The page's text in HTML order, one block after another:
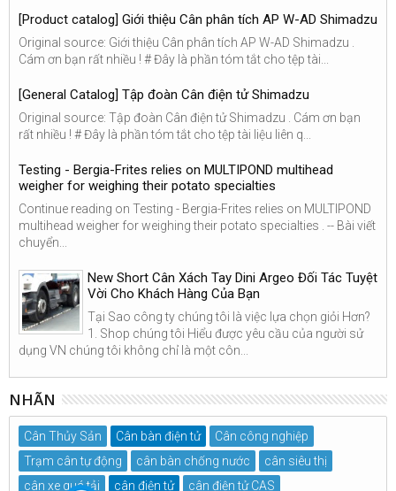
[Product catalog] Giới thiệu Cân phân tích AP W-AD Shimadzu
Original source: Giới thiệu Cân phân tích AP W-AD Shimadzu .
Cám ơn bạn rất nhiều ! # Đây là phần tóm tắt cho tệp tài...
[General Catalog] Tập đoàn Cân điện tử Shimadzu
Original source: Tập đoàn Cân điện tử Shimadzu . Cám ơn bạn
rất nhiều ! # Đây là phần tóm tắt cho tệp tài liệu liên q...
Testing - Bergia-Frites relies on MULTIPOND multihead
weigher for weighing their potato specialties
Continue reading on Testing - Bergia-Frites relies on MULTIPOND
multihead weigher for weighing their potato specialties . -- Bài viết
chuyển...
New Short Cân Xách Tay Dini Argeo Đối Tác Tuyệt
Vời Cho Khách Hàng Của Bạn
Tại Sao công ty chúng tôi là việc lựa chọn giỏi Hơn?
1. Shop chúng tôi Hiểu được yêu cầu của người sử
dụng VN chúng tôi không chỉ là một côn...
NHÃN
Cân Thủy Sản Cân bàn điện tử
Cân công nghiệp
Trạm cân tự động
cân bàn chống nước
cân siêu thị
cân xe quá tải
cân điện tử cân điện tử CAS